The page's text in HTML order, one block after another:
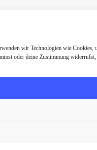
wir Technologien wie
oder deine Zustimmung